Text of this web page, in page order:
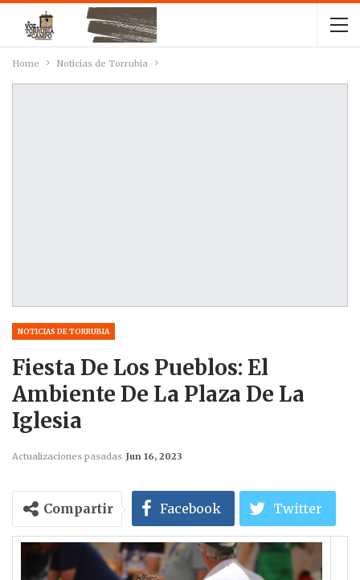
Home Noticias de Torrubia
NOTICIAS DE TORRUBIA
Fiesta De Los Pueblos: El
Ambiente De La Plaza De La
Iglesia
Actualizaciones pasadas Jun 16, 2023
Compartir Facebook Twitter
WhatsApp Email